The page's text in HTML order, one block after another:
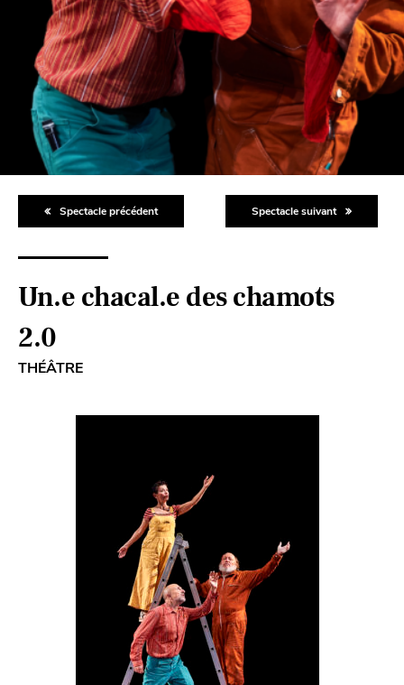
Spectacle précédent Spectacle suivant
Un.e chacal.e des chamots
2.0
THÉÂTRE